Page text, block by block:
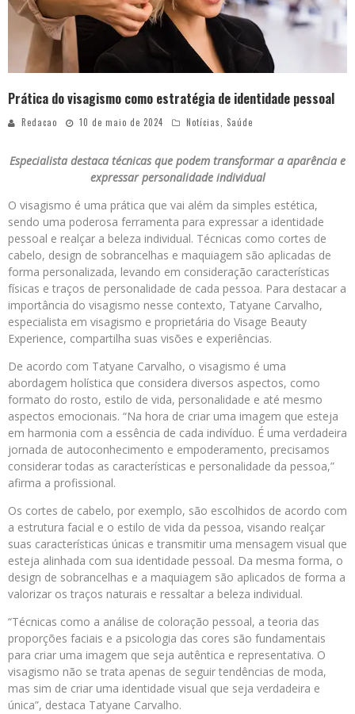
Prática do visagismo como estratégia de identidade pessoal
Redacao 10 de maio de 2024 Notícias Saúde
Especialista destaca técnicas que podem transformar a aparência e
expressar personalidade individual
O visagismo é uma prática que vai além da simples estética,
sendo uma poderosa ferramenta para expressar a identidade
pessoal e realçar a beleza individual. Técnicas como cortes de
cabelo, design de sobrancelhas e maquiagem são aplicadas de
forma personalizada, levando em consideração características
físicas e traços de personalidade de cada pessoa. Para destacar a
importância do visagismo nesse contexto, Tatyane Carvalho,
especialista em visagismo e proprietária do Visage Beauty
Experience, compartilha suas visões e experiências.
De acordo com Tatyane Carvalho, o visagismo é uma
abordagem holística que considera diversos aspectos, como
formato do rosto, estilo de vida, personalidade e até mesmo
aspectos emocionais. “Na hora de criar uma imagem que esteja
em harmonia com a essência de cada indivíduo. É uma verdadeira
jornada de autoconhecimento e empoderamento, precisamos
considerar todas as características e personalidade da pessoa,”
afirma a profissional.
Os cortes de cabelo, por exemplo, são escolhidos de acordo com
a estrutura facial e o estilo de vida da pessoa, visando realçar
suas características únicas e transmitir uma mensagem visual que
esteja alinhada com sua identidade pessoal. Da mesma forma, o
design de sobrancelhas e a maquiagem são aplicados de forma a
valorizar os traços naturais e ressaltar a beleza individual.
“Técnicas como a análise de coloração pessoal, a teoria das
proporções faciais e a psicologia das cores são fundamentais
para criar uma imagem que seja autêntica e representativa. O
visagismo não se trata apenas de seguir tendências de moda,
mas sim de criar uma identidade visual que seja verdadeira e
única”, destaca Tatyane Carvalho.